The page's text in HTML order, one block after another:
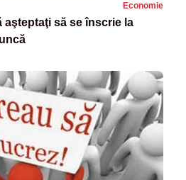
Economie
să se înscrie la